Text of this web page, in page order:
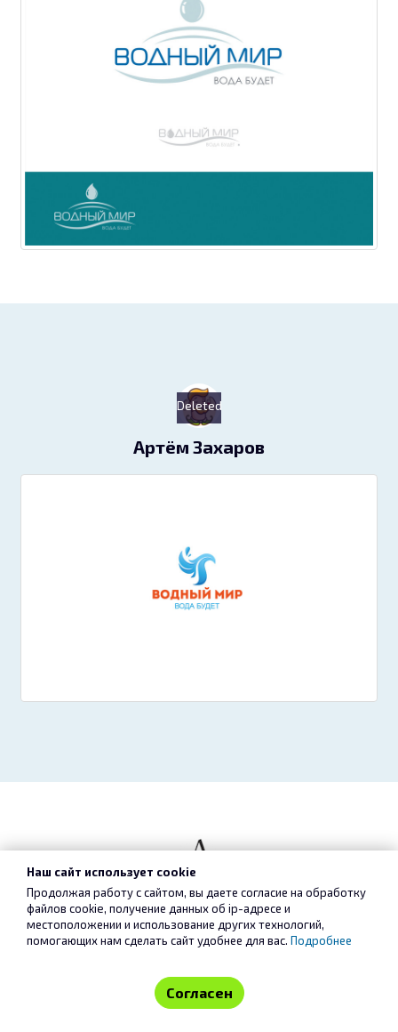
Deleted
Артём Захаров
Designland Artkoko
Наш сайт использует cookie
Продолжая работу с сайтом, вы даете согласие на обработку
файлов cookie, получение данных об ip-адресе и
местоположении и использование других технологий,
помогающих нам сделать сайт удобнее для вас. Подробнее
Согласен